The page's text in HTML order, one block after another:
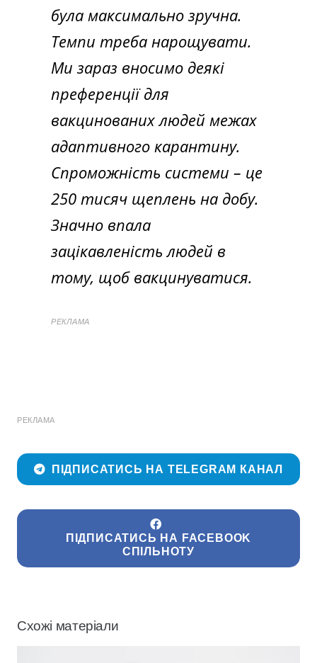
була максимально зручна.
Темпи треба нарощувати.
Ми зараз вносимо деякі
преференції для
вакцинованих людей межах
адаптивного карантину.
Спроможність системи – це
250 тисяч щеплень на добу.
Значно впала
зацікавленість людей в
тому, щоб вакцинуватися.
РЕКЛАМА
РЕКЛАМА
ПІДПИСАТИСЬ НА TELEGRAM КАНАЛ
ПІДПИСАТИСЬ НА FACEBOOK
СПІЛЬНОТУ
Схожі матеріали